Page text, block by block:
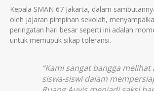
Kepala SMAN 67 Jakarta, dalam
oleh jajaran pimpinan sekolah,
peringatan hari besar seperti ini adalah
untuk memupuk sikap toleransi.
“Kami sangat bangga
siswa-siswi dalam